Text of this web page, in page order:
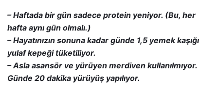
– Haftada bir gün sadece protein yeniyor. (Bu, her
hafta aynı gün olmalı.)
– Hayatınızın sonuna kadar günde 1,5 yemek kaşığı
yulaf kepeği tüketiliyor.
– Asla asansör ve yürüyen merdiven kullanılmıyor.
Günde 20 dakika yürüyüş yapılıyor.